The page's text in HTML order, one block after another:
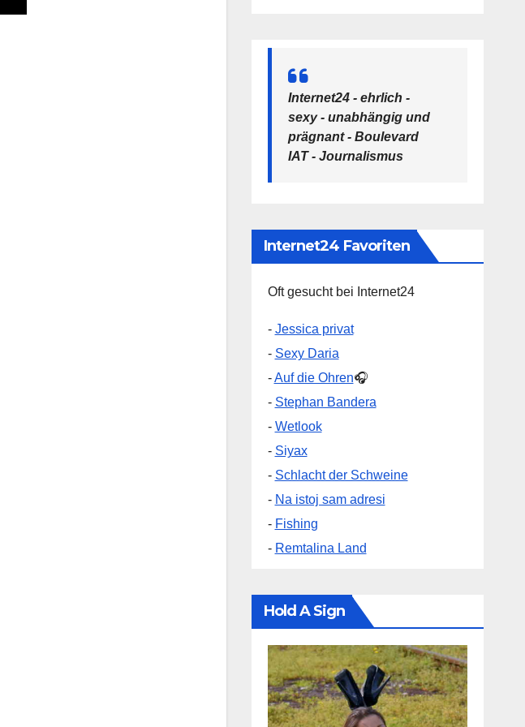
Internet24 - ehrlich -
sexy - unabhängig und
prägnant - Boulevard
IAT - Journalismus
Internet24 Favoriten
Oft gesucht bei Internet24
- Jessica privat
- Sexy Daria
-Auf die Ohren🎧
- Stephan Bandera
- Wetlook
- Siyax
- Schlacht der Schweine
- Na istoj sam adresi
- Fishing
- Remtalina Land
Hold A Sign